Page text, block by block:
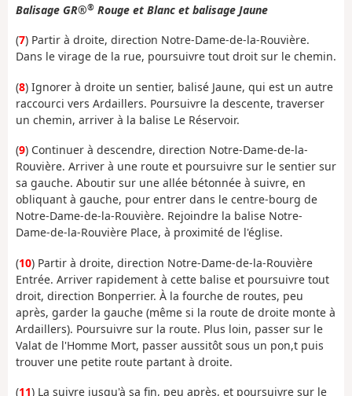
Balisage GR®® Rouge et Blanc et balisage Jaune
(7) Partir à droite, direction Notre-Dame-de-la-Rouvière.
Dans le virage de la rue, poursuivre tout droit sur le chemin.
(8) Ignorer à droite un sentier, balisé Jaune, qui est un autre
raccourci vers Ardaillers. Poursuivre la descente, traverser
un chemin, arriver à la balise Le Réservoir.
(9) Continuer à descendre, direction Notre-Dame-de-la-
Rouvière. Arriver à une route et poursuivre sur le sentier sur
sa gauche. Aboutir sur une allée bétonnée à suivre, en
obliquant à gauche, pour entrer dans le centre-bourg de
Notre-Dame-de-la-Rouvière. Rejoindre la balise Notre-
Dame-de-la-Rouvière Place, à proximité de l'église.
(10) Partir à droite, direction Notre-Dame-de-la-Rouvière
Entrée. Arriver rapidement à cette balise et poursuivre tout
droit, direction Bonperrier. À la fourche de routes, peu
après, garder la gauche (même si la route de droite monte à
Ardaillers). Poursuivre sur la route. Plus loin, passer sur le
Valat de l'Homme Mort, passer aussitôt sous un pon,t puis
trouver une petite route partant à droite.
(11) La suivre jusqu'à sa fin, peu après, et poursuivre sur le